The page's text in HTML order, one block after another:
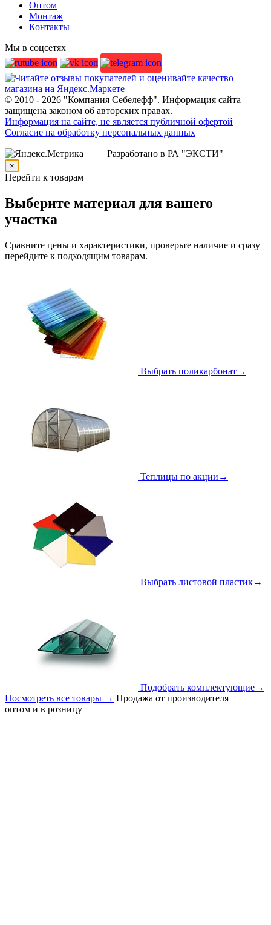
Оптом
Монтаж
Контакты
Мы в соцсетях
© 2010 - 2026 "Компания Себелефф". Информация сайта
защищена законом об авторских правах.
Информация на сайте, не является публичной офертой
Согласие на обработку персональных данных
Разработано в РА "ЭКСТИ"
×
Перейти к товарам
Выберите материал для вашего
участка
Сравните цены и характеристики, проверьте наличие и сразу
перейдите к подходящим товарам.
Выбрать поликарбонат→
Теплицы по акции →
Выбрать листовой пластик→
Подобрать комплектующие→
Посмотреть все товары → Продажа от производителя
оптом и в розницу